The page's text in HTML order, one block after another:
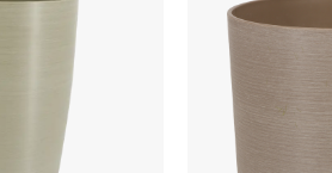
يضمن صحة النباتات الجيدة عن
فوق البنفسجية من التلاشي ، في